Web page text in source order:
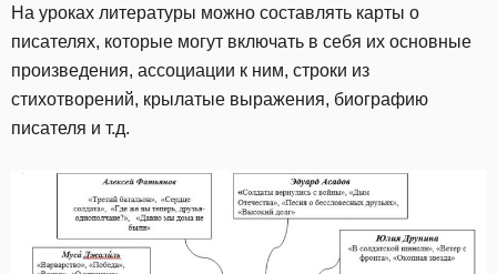
На уроках литературы можно составлять карты о
писателях, которые могут включать в себя их основные
произведения, ассоциации к ним, строки из
стихотворений, крылатые выражения, биографию
писателя и т.д.